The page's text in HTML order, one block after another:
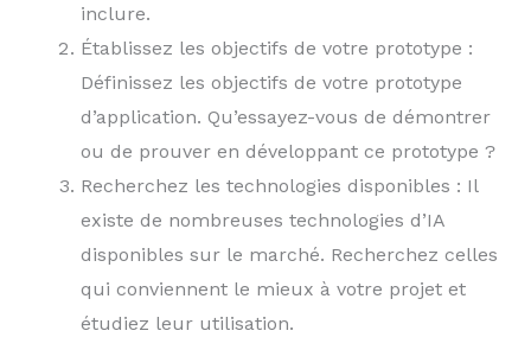
inclure.
Établissez les objectifs de votre prototype :
Définissez les objectifs de votre prototype
d’application. Qu’essayez-vous de démontrer
ou de prouver en développant ce prototype ?
Recherchez les technologies disponibles : Il
existe de nombreuses technologies d’IA
disponibles sur le marché. Recherchez celles
qui conviennent le mieux à votre projet et
étudiez leur utilisation.